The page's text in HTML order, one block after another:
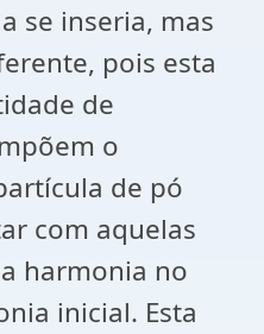
se inseria, mas
pois esta
de
o
de pó
com aquelas
harmonia no
inicial. Esta